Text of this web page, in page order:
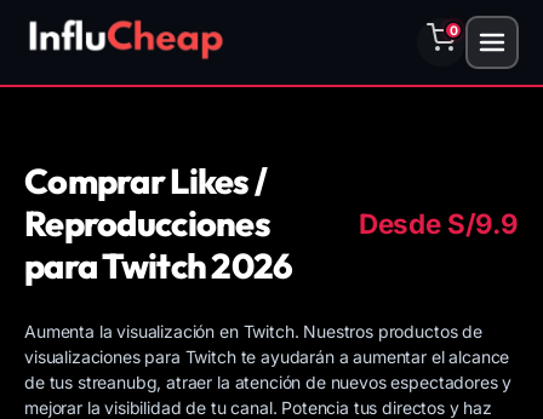
0
Comprar Likes /
Reproducciones
para Twitch 2026
Desde S/9.9
Aumenta la visualización en Twitch. Nuestros productos de
visualizaciones para Twitch te ayudarán a aumentar el alcance
de tus streanubg, atraer la atención de nuevos espectadores y
mejorar la visibilidad de tu canal. Potencia tus directos y haz